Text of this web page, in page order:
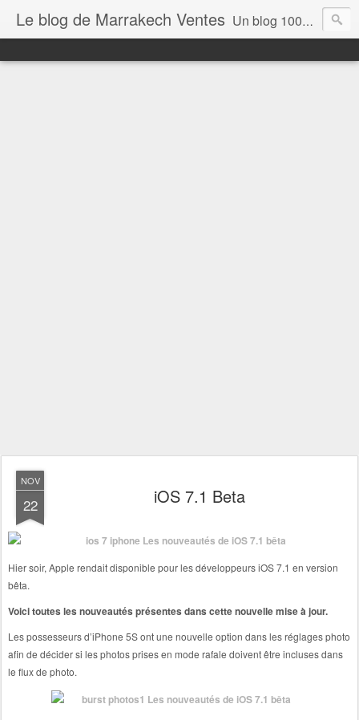
Le blog de Marrakech Ventes Un blog 100% dédié aux Geeks du Maroc
NOV
22 iOS 7.1 Beta
Hier soir, Apple rendait disponible pour les développeurs iOS 7.1 en version
bêta.
Voici toutes les nouveautés présentes dans cette nouvelle mise à jour.
Les possesseurs d’iPhone 5S ont une nouvelle option dans les réglages photo
afin de décider si les photos prises en mode rafale doivent être incluses dans
le flux de photo.